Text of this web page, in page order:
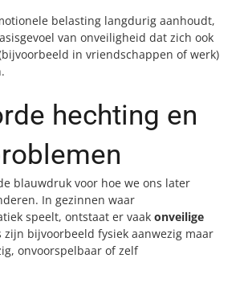
belasting langdurig aanhoudt,
van onveiligheid dat zich ook
in vriendschappen of werk)
hechting en
blauwdruk voor hoe we ons later
In gezinnen waar
speelt, ontstaat er vaak onveilige
zijn bijvoorbeeld fysiek aanwezig maar
onvoorspelbaar of zelf